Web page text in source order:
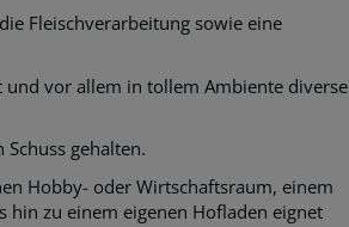
Fleischverarbeitung sowie eine
und vor allem in tollem Ambiente diverse
gehalten.
Hobby- oder Wirtschaftsraum, einem
hin zu einem eigenen Hofladen eignet